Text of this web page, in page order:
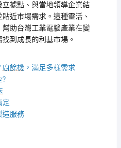
據點、與當地領導企業結
近市場需求。這種靈活、
助台灣工業電腦產業在變
到成長的利基市場。
廚餘機，滿足多樣需求
?
定
造服務